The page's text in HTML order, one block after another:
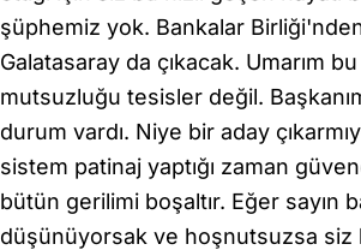
şüphemiz yok. Bankalar
Galatasaray da çıkacak. Umarım
mutsuzluğu tesisler değil.
durum vardı. Niye bir aday
sistem patinaj yaptığı zaman
bütün gerilimi boşaltır. Eğer sayın
düşünüyorsak ve hoşnutsuzsa